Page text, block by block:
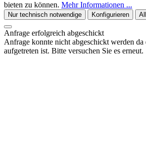
bieten zu können. Mehr Informationen ...
Nur technisch notwendige Konfigurieren
Anfrage erfolgreich abgeschickt
Anfrage konnte nicht abgeschickt werden da
aufgetreten ist. Bitte versuchen Sie es erneut.